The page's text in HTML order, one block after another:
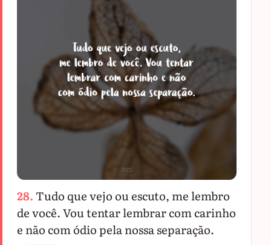
28.Tudo que vejo ou escuto, me lembro
de você. Vou tentar lembrar com carinho
e não com ódio pela nossa separação.